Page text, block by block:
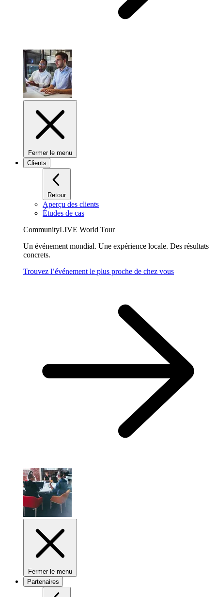
Fermer le menu
Clients
Retour
Aperçu des clients
Études de cas
CommunityLIVE World Tour
Un événement mondial. Une expérience locale. Des résultats
concrets.
Trouvez l’événement le plus proche de chez vous
Fermer le menu
Partenaires